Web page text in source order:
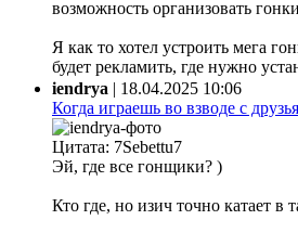
возможность организовать
Я как то хотел устроить мега
будет рекламить, где нужно
iendrya | 18.04.2025 10:06
Когда играешь во взводе с
Цитата: 7Sebettu7
Эй, где все гонщики? )
Кто где, но изич точно катает в